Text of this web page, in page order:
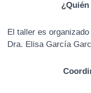
El taller es
Dra. Elisa García